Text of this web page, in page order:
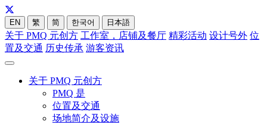
EN 繁 简 한국어 日本語
关于 PMQ 元创方 工作室，店铺及餐厅 精彩活动 设计号外 位
置及交通 历史传承 游客资讯
关于 PMQ 元创方
PMQ 是
位置及交通
场地简介及设施